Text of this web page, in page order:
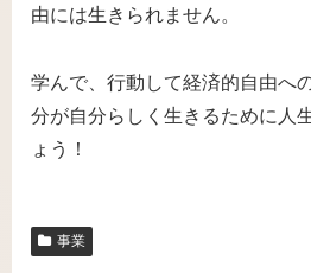
由には生きられません。
学んで、行動して経済的自由へ
分が自分らしく生きるために人
ょう！
事業